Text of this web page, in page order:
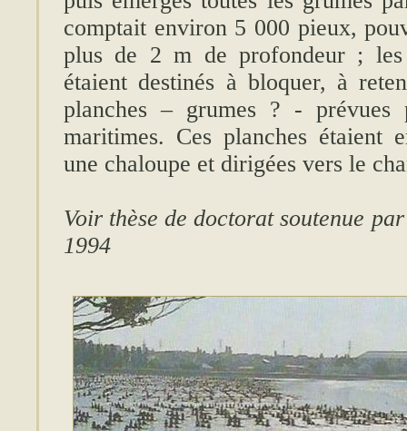
comptait environ 5 000 pieux,
plus de 2 m de profondeur ; les
étaient destinés à bloquer, à
planches – grumes ? - prévues
maritimes. Ces planches étaient
une chaloupe et dirigées vers le
Voir thèse de doctorat soutenue
1994